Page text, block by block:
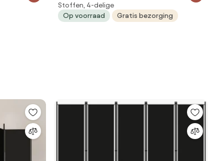
200x180 cm zwart
Stoffen, 4-delige
Op voorraad
Gratis bezorging